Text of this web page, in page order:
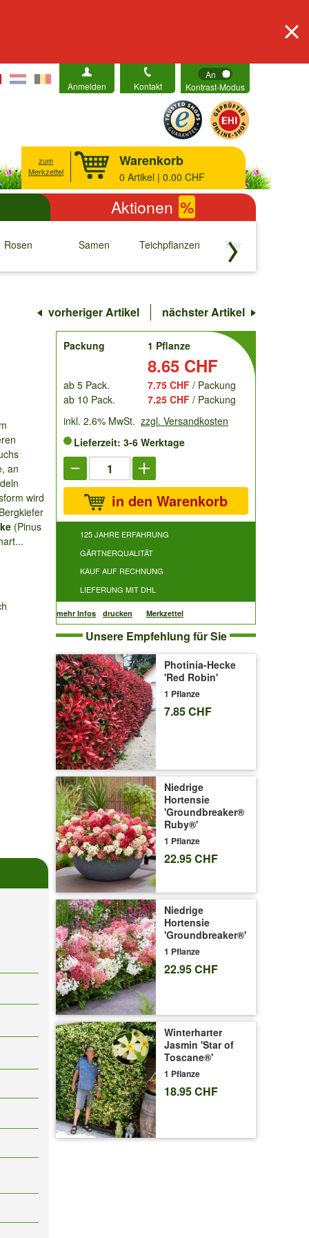
Anmelden Kontakt
An
Kontrast-Modus
zum
Merkzettel
Warenkorb
0 Artikel | 0.00 CHF
Aktionen %
Rosen Samen
↓
Teichpflanzen
↓
Raritäten
↓
vorheriger Artikel nächster Artikel
an
wird
(Pinus
order
Packung
1 Pflanze
8.65 CHF
ab 5 Pack. 7.75 CHF / Packung
ab 10 Pack.
7.25 CHF / Packung
inkl. 2.6% MwSt. zzgl. Versandkosten
Lieferzeit: 3-6 Werktage
in den Warenkorb
125 JAHRE ERFAHRUNG
GÄRTNERQUALITÄT
KAUF AUF RECHNUNG
LIEFERUNG MIT DHL
mehr Infos drucken Merkzettel
Unsere Empfehlung für Sie
Photinia-Hecke
'Red Robin'
1 Pflanze
7.85 CHF
Niedrige
Hortensie
'Groundbreaker®
Ruby®'
1 Pflanze
22.95 CHF
Niedrige
Hortensie
'Groundbreaker®'
1 Pflanze
22.95 CHF
Winterharter
Jasmin 'Star of
Toscane®'
1 Pflanze
18.95 CHF